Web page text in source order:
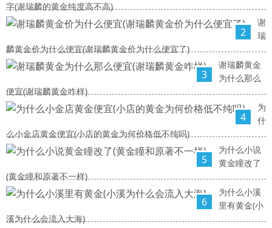
字(谢瑞麟的黄金纯度高不高)
2
谢
瑞
麟黄金价为什么便宜(谢瑞麟黄金价为什么便宜了)
3
谢瑞麟黄金
为什么那么
便宜(谢瑞麟黄金咋样)
4
为
什
么小金店黄金便宜(小店的黄金为何价格低不纯吗)
5
为什么小说
黄金瞳改了
(黄金瞳和原著不一样)
6
为什么小溪
里有黄金(小
溪为什么会流入大海)